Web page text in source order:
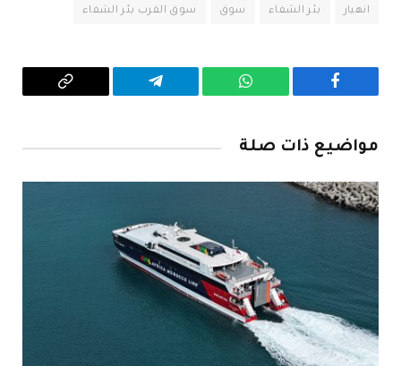
انهيار بئر الشفاء سوق سوق القرب بئر الشفاء
فيسبوك واتساب تيلقرام
Copy
مواضيع ذات صلة